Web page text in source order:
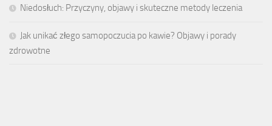
Niedosłuch: Przyczyny, objawy i skuteczne metody leczenia
Jak unikać złego samopoczucia po kawie? Objawy i porady
zdrowotne